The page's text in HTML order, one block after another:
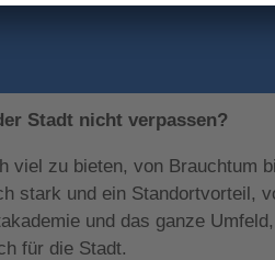
Stadt nicht verpassen?
viel zu bieten, von Brauchtum
stark und ein Standortvorteil,
und das ganze
für die Stadt.